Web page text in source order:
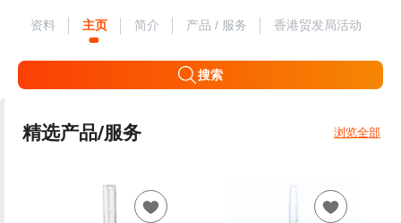
资料 主页 简介 产品 / 服务 香港贸发局活动
搜索
精选产品/服务 浏览全部